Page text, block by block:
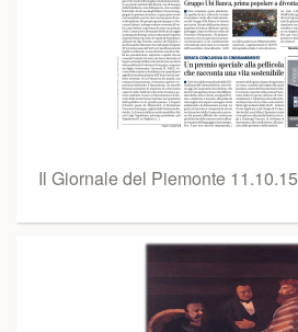
Il Giornale del Piemonte 11.10.15